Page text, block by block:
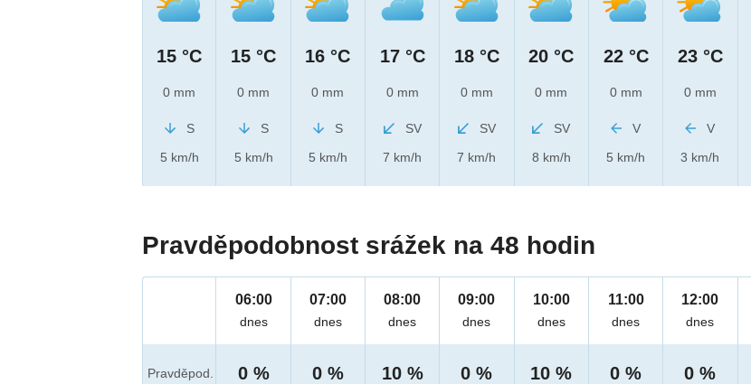
15 °C
0 mm
S
5 km/h
15 °C
0 mm
S
5 km/h
16 °C
0 mm
S
5 km/h
17 °C
0 mm
SV
7 km/h
18 °C
0 mm
SV
7 km/h
20 °C
0 mm
SV
8 km/h
22 °C
0 mm
V
5 km/h
23 °C
0 mm
V
3 km/h
Pravděpodobnost srážek na 48 hodin
Pravděpod.
06:00
dnes
0 %
07:00
dnes
0 %
08:00
dnes
10 %
09:00
dnes
0 %
10:00
dnes
10 %
11:00
dnes
0 %
12:00
dnes
0 %